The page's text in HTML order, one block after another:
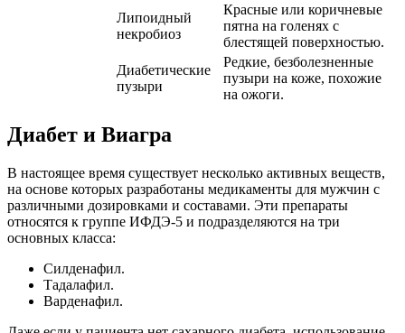
Липоидный
некробиоз
Красные или коричневые
пятна на голенях с
блестящей поверхностью.
Диабетические
пузыри
Редкие, безболезненные
пузыри на коже, похожие
на ожоги.
Диабет и Виагра
В настоящее время существует несколько активных веществ,
на основе которых разработаны медикаменты для мужчин с
различными дозировками и составами. Эти препараты
относятся к группе ИФДЭ-5 и подразделяются на три
основных класса:
Силденафил.
Тадалафил.
Варденафил.